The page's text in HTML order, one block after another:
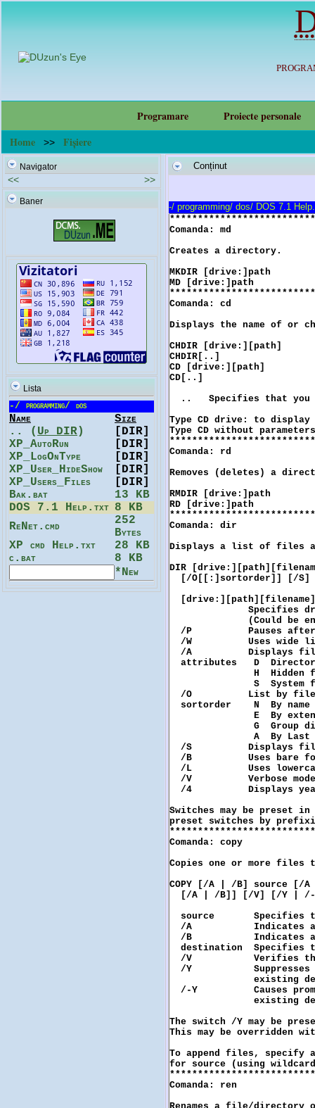
Programare
Proiecte personale
Home
>> Fișiere
Navigator
<< >>
Baner
Lista
-/ programming/ dos
Name
Size
.. ( Up DIR)
[DIR]
XP_AutoRun
[DIR]
XP_LogOnType
[DIR]
XP_User_HideShow
[DIR]
XP_Users_Files
[DIR]
Bak.bat
13 KB
DOS 7.1 Help.txt 8 KB
ReNet.cmd
252
Bytes
XP cmd Help.txt
28 KB
c.bat
8 KB
*New
Conținut
-/ programming/ dos/ DOS 7.1